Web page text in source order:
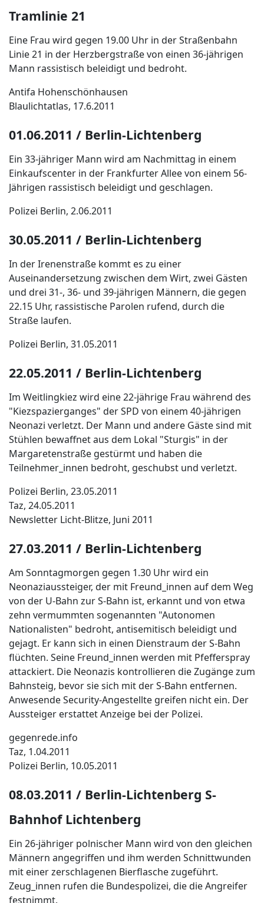
Tramlinie 21
Eine Frau wird gegen 19.00 Uhr in der Straßenbahn
Linie 21 in der Herzbergstraße von einen 36-jährigen
Mann rassistisch beleidigt und bedroht.
Antifa Hohenschönhausen
Blaulichtatlas, 17.6.2011
01.06.2011 / Berlin-Lichtenberg
Ein 33-jähriger Mann wird am Nachmittag in einem
Einkaufscenter in der Frankfurter Allee von einem 56-
Jährigen rassistisch beleidigt und geschlagen.
Polizei Berlin, 2.06.2011
30.05.2011 / Berlin-Lichtenberg
In der Irenenstraße kommt es zu einer
Auseinandersetzung zwischen dem Wirt, zwei Gästen
und drei 31-, 36- und 39-jährigen Männern, die gegen
22.15 Uhr, rassistische Parolen rufend, durch die
Straße laufen.
Polizei Berlin, 31.05.2011
22.05.2011 / Berlin-Lichtenberg
Im Weitlingkiez wird eine 22-jährige Frau während des
"Kiezspazierganges" der SPD von einem 40-jährigen
Neonazi verletzt. Der Mann und andere Gäste sind mit
Stühlen bewaffnet aus dem Lokal "Sturgis" in der
Margaretenstraße gestürmt und haben die
Teilnehmer_innen bedroht, geschubst und verletzt.
Polizei Berlin, 23.05.2011
Taz, 24.05.2011
Newsletter Licht-Blitze, Juni 2011
27.03.2011 / Berlin-Lichtenberg
Am Sonntagmorgen gegen 1.30 Uhr wird ein
Neonaziaussteiger, der mit Freund_innen auf dem Weg
von der U-Bahn zur S-Bahn ist, erkannt und von etwa
zehn vermummten sogenannten "Autonomen
Nationalisten" bedroht, antisemitisch beleidigt und
gejagt. Er kann sich in einen Dienstraum der S-Bahn
flüchten. Seine Freund_innen werden mit Pfefferspray
attackiert. Die Neonazis kontrollieren die Zugänge zum
Bahnsteig, bevor sie sich mit der S-Bahn entfernen.
Anwesende Security-Angestellte greifen nicht ein. Der
Aussteiger erstattet Anzeige bei der Polizei.
gegenrede.info
Taz, 1.04.2011
Polizei Berlin, 10.05.2011
08.03.2011 / Berlin-Lichtenberg S-
Bahnhof Lichtenberg
Ein 26-jähriger polnischer Mann wird von den gleichen
Männern angegriffen und ihm werden Schnittwunden
mit einer zerschlagenen Bierflasche zugeführt.
Zeug_innen rufen die Bundespolizei, die die Angreifer
festnimmt.